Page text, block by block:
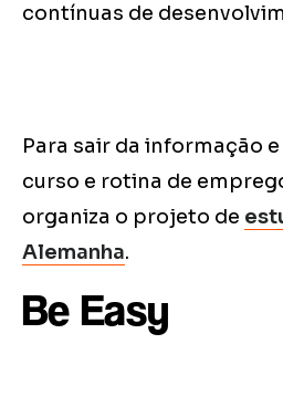
contínuas de
Para sair da informação
curso e rotina de
organiza o projeto de
Alemanha.
Be Easy